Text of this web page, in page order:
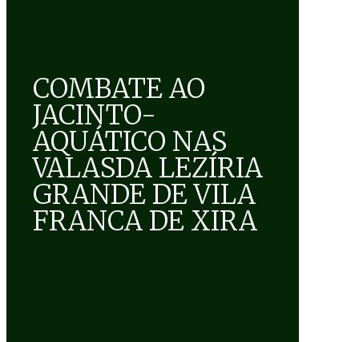
COMBATE AO
JACINTO-
AQUÁTICO NAS
VALASDA LEZÍRIA
GRANDE DE VILA
FRANCA DE XIRA